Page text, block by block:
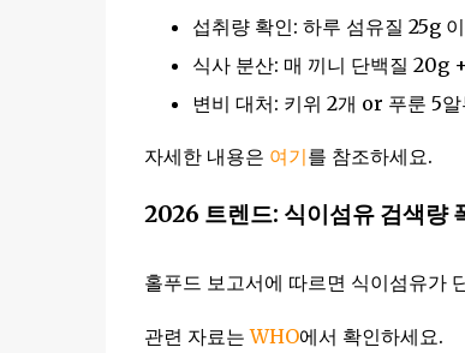
섭취량 확인: 하루 섬유질 25g
식사 분산: 매 끼니 단백질 20g
변비 대처: 키위 2개 or 푸룬 5
자세한 내용은 여기를 참조하세요.
2026 트렌드: 식이섬유 검색량
홀푸드 보고서에 따르면 식이섬유가
관련 자료는WHO에서 확인하세요.